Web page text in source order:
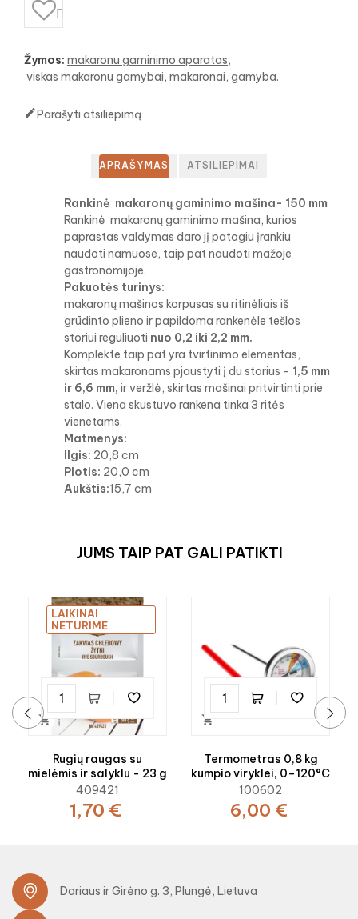

Žymos: makaronu gaminimo aparatas
viskas makaronu gamybai makaronai gamyba.
Parašyti atsiliepimą
APRAŠYMAS ATSILIEPIMAI
Rankinė makaronų gaminimo mašina- 150 mm
Rankinė makaronų gaminimo mašina, kurios
paprastas valdymas daro jį patogiu įrankiu
naudoti namuose, taip pat naudoti mažoje
gastronomijoje.
Pakuotės turinys:
makaronų mašinos korpusas su ritinėliais iš
grūdinto plieno ir papildoma rankenėle tešlos
storiui reguliuoti nuo 0,2 iki 2,2 mm.
Komplekte taip pat yra tvirtinimo elementas,
skirtas makaronams pjaustyti į du storius - 1,5 mm
ir 6,6 mm, ir veržlė, skirtas mašinai pritvirtinti prie
stalo. Viena skustuvo rankena tinka 3 ritės
vienetams.
Matmenys:
Ilgis: 20,8 cm
Plotis: 20,0 cm
Aukštis:15,7 cm
JUMS TAIP PAT GALI PATIKTI

LAIKINAI
NETURIME
Rugių raugas su
mielėmis ir salyklu - 23 g
409421
1,70 €

Termometras 0,8 kg
kumpio viryklei, 0–120°C
100602
6,00 €
Dariaus ir Girėno g. 3, Plungė, Lietuva